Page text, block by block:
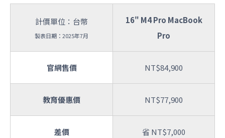
計價單位：台幣
製表日期：2025年7月
16" M4 Pro MacBook
Pro
官網售價 NT$84,900
教育優惠價 NT$77,900
差價 省 NT$7,000